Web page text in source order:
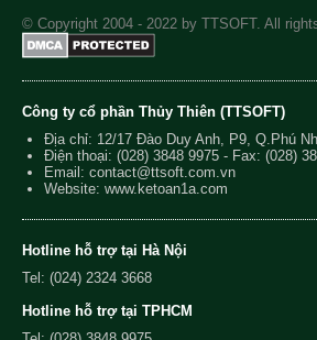
© Copyright 2004 - 2022 by TTSOFT. All
Công ty cổ phần Thủy Thiên (TTSOFT)
Địa chỉ: 12/17 Đào Duy Anh, P9, Q.Phú
Điện thoại: (028) 3848 9975 - Fax: (028)
Email: contact@ttsoft.com.vn
Website: www.ketoan1a.com
Hotline hỗ trợ tại Hà Nội
Tel: (024) 2324 3668
Hotline hỗ trợ tại TPHCM